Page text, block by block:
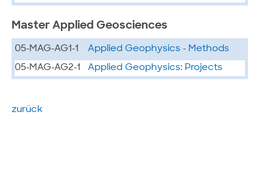
Master Applied Geosciences
05-MAG-AG1-1 Applied Geophysics - Methods
05-MAG-AG2-1 Applied Geophysics: Projects
zurück